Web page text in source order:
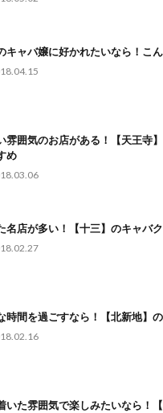
キャバ嬢に好かれたいなら！こ
雰囲気のお店がある！【天王寺
め
名店が多い！【十三】のキャバ
時間を過ごすなら！【北新地】
いた雰囲気で楽しみたいなら！